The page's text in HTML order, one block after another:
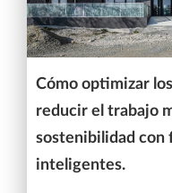
Cómo optimizar
reducir el trabajo
sostenibilidad con
inteligentes.